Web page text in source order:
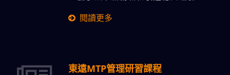
閱讀更多
東遠MTP管理研習課程